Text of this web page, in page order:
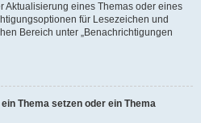
Aktualisierung eines Themas oder eines
für Lesezeichen und
Bereich unter „Benachrichtigungen
Thema setzen oder ein Thema